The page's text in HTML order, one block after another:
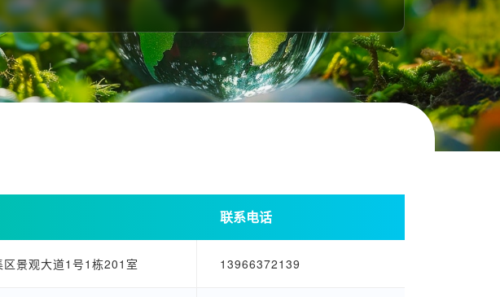
联系电话
景观大道1号1栋201室 13966372139